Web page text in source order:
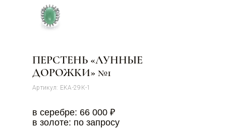
Артикул: EKA-29К-1
в серебре: 66 000 ₽
в золоте: по запросу
ПЕРСТЕНЬ «ЛУННЫЕ
ДОРОЖКИ» №1